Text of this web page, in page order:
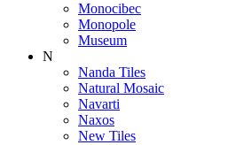
Monocibec
Monopole
Museum
N
Nanda Tiles
Natural Mosaic
Navarti
Naxos
New Tiles